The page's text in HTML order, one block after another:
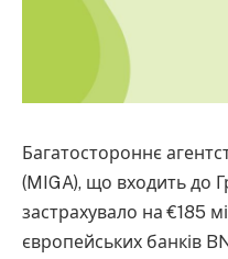
Багатостороннє
(MIGA), що входить до
застрахувало на €185
європейських банків